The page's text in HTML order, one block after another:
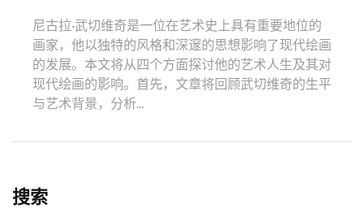
尼古拉·武切维奇是一位在艺术史上具有重要地位的
画家，他以独特的风格和深邃的思想影响了现代绘画
的发展。本文将从四个方面探讨他的艺术人生及其对
现代绘画的影响。首先，文章将回顾武切维奇的生平
与艺术背景，分析...
搜索